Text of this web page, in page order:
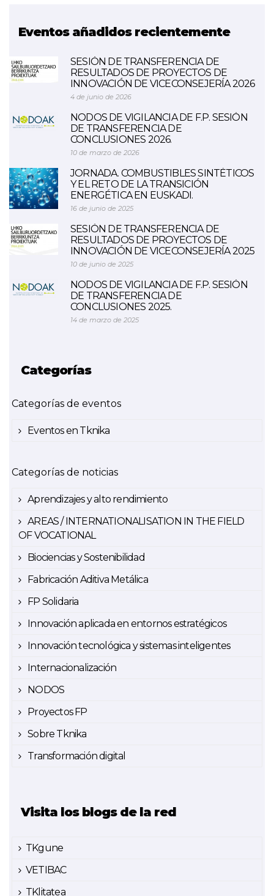
Eventos añadidos recientemente
SESIÓN DE TRANSFERENCIA DE
RESULTADOS DE PROYECTOS DE
INNOVACIÓN DE VICECONSEJERÍA 2026
4 de junio de 2026
NODOS DE VIGILANCIA DE F.P. SESIÓN
DE TRANSFERENCIA DE
CONCLUSIONES 2026.
10 de marzo de 2026
JORNADA. COMBUSTIBLES SINTÉTICOS
Y EL RETO DE LA TRANSICIÓN
ENERGÉTICA EN EUSKADI.
16 de junio de 2025
SESIÓN DE TRANSFERENCIA DE
RESULTADOS DE PROYECTOS DE
INNOVACIÓN DE VICECONSEJERÍA 2025
10 de junio de 2025
NODOS DE VIGILANCIA DE F.P. SESIÓN
DE TRANSFERENCIA DE
CONCLUSIONES 2025.
14 de marzo de 2025
Categorías
Categorías de eventos
Eventos en Tknika
Categorías de noticias
Aprendizajes y alto rendimiento
AREAS / INTERNATIONALISATION IN THE FIELD
OF VOCATIONAL
Biociencias y Sostenibilidad
Fabricación Aditiva Metálica
FP Solidaria
Innovación aplicada en entornos estratégicos
Innovación tecnológica y sistemas inteligentes
Internacionalización
NODOS
Proyectos FP
Sobre Tknika
Transformación digital
Visita los blogs de la red
TKgune
VETIBAC
TKlitatea